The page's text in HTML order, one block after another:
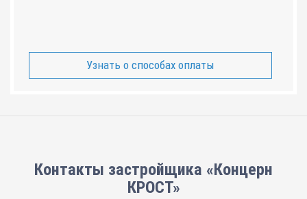
Узнать о способах оплаты
Контакты застройщика «Концерн
КРОСТ»